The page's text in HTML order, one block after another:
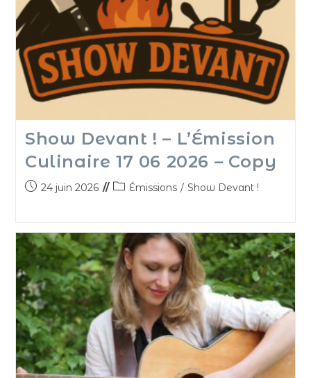
Show Devant ! – L’Émission
Culinaire 17 06 2026 – Copy
24 juin 2026 Émissions / Show Devant !